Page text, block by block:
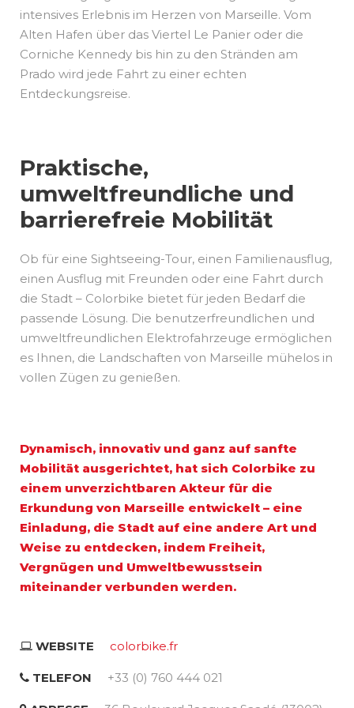
intensives Erlebnis im Herzen von Marseille. Vom
Alten Hafen über das Viertel Le Panier oder die
Corniche Kennedy bis hin zu den Stränden am
Prado wird jede Fahrt zu einer echten
Entdeckungsreise.
Praktische,
umweltfreundliche und
barrierefreie Mobilität
Ob für eine Sightseeing-Tour, einen Familienausflug,
einen Ausflug mit Freunden oder eine Fahrt durch
die Stadt – Colorbike bietet für jeden Bedarf die
passende Lösung. Die benutzerfreundlichen und
umweltfreundlichen Elektrofahrzeuge ermöglichen
es Ihnen, die Landschaften von Marseille mühelos in
vollen Zügen zu genießen.
Dynamisch, innovativ und ganz auf sanfte
Mobilität ausgerichtet, hat sich Colorbike zu
einem unverzichtbaren Akteur für die
Erkundung von Marseille entwickelt – eine
Einladung, die Stadt auf eine andere Art und
Weise zu entdecken, indem Freiheit,
Vergnügen und Umweltbewusstsein
miteinander verbunden werden.
WEBSITE colorbike.fr
TELEFON +33 (0) 760 444 021